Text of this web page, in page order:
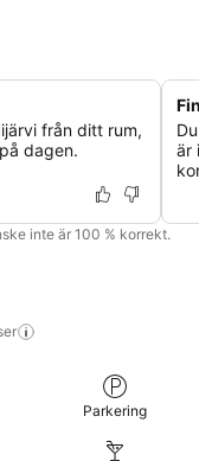
från ditt rum,
dagen.
är
inte är 100 % korrekt.
Parkering